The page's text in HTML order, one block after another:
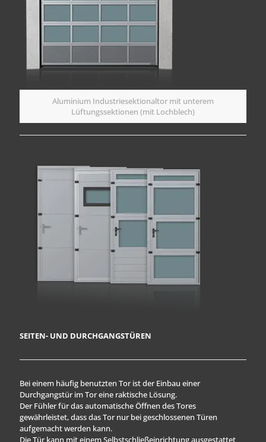
Aluminium Industriesektionaltor mit unterem
Lüftungssektionen (mit Lochblech)
SEITEN- UND DURCHGANGSTÜREN
Bei einem häufig benutzten Tor ist der Einbau einer
Durchgangstür im Tor eine raktische Lösung.
Der Fühler für das automatische Öffnen des Tores
gewährleistet, dass das Tor nur bei geschlossenen Türen
aufgemacht werden kann.
Die Tür kann mit einem Selbstschließeinrichtung ausgestattet